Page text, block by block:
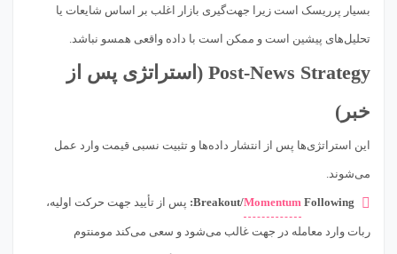
بسیار پرریسک است زیرا جهت‌گیری بازار اغلب بر اساس شایعات یا
تحلیل‌های پیشین است و ممکن است با داده واقعی همسو نباشد.
Post-News Strategy (استراتژی پس از
خبر)
این استراتژی‌ها پس از انتشار داده‌ها و تثبیت نسبی قیمت وارد عمل
می‌شوند.
Breakout/Momentum Following: پس از تأیید جهت حرکت اولیه،
ربات وارد معامله در جهت غالب می‌شود و سعی می‌کند مومنتوم